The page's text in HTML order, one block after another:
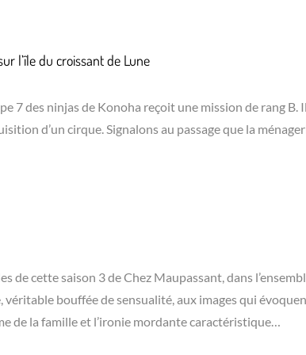
l’île du croissant de Lune
7 des ninjas de Konoha reçoit une mission de rang
d’un cirque. Signalons au passage que la
de cette saison 3 de Chez Maupassant, dans
véritable bouffée de sensualité, aux images qui
de la famille et l’ironie mordante caractéristique…